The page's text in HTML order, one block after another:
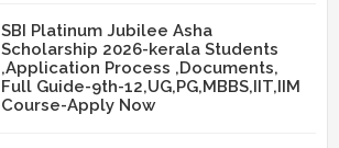
SBI Platinum Jubilee Asha
Scholarship 2026-kerala Students
,Application Process ,Documents,
Full Guide-9th-12,UG,PG,MBBS,IIT,IIM
Course-Apply Now